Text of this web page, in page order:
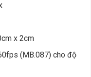
x 2cm
(MB.087) cho độ